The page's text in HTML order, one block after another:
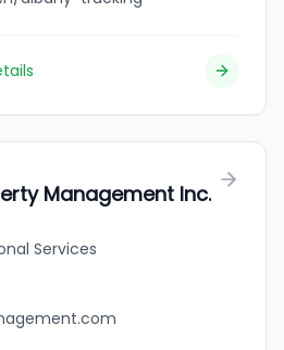
Management Inc.
Services